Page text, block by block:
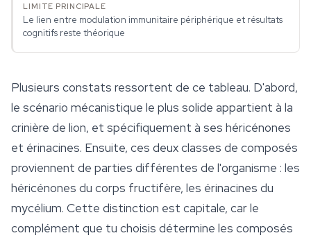
Le lien entre modulation immunitaire périphérique et résultats
cognitifs reste théorique
Plusieurs constats ressortent de ce tableau. D'abord,
le scénario mécanistique le plus solide appartient à la
crinière de lion, et spécifiquement à ses héricénones
et érinacines. Ensuite, ces deux classes de composés
proviennent de parties différentes de l'organisme : les
héricénones du corps fructifère, les érinacines du
mycélium. Cette distinction est capitale, car le
complément que tu choisis détermine les composés